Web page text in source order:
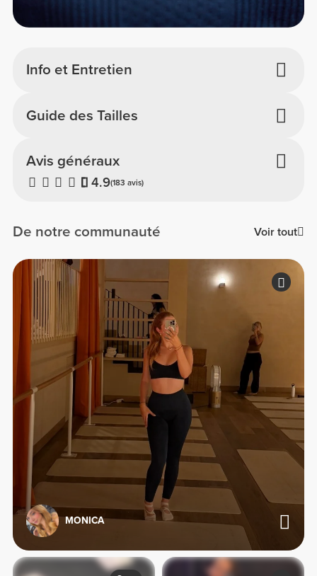
Info et Entretien
Avis généraux
4.9(183 avis)
Guide des Tailles
De notre communauté Voir tout
MONICA